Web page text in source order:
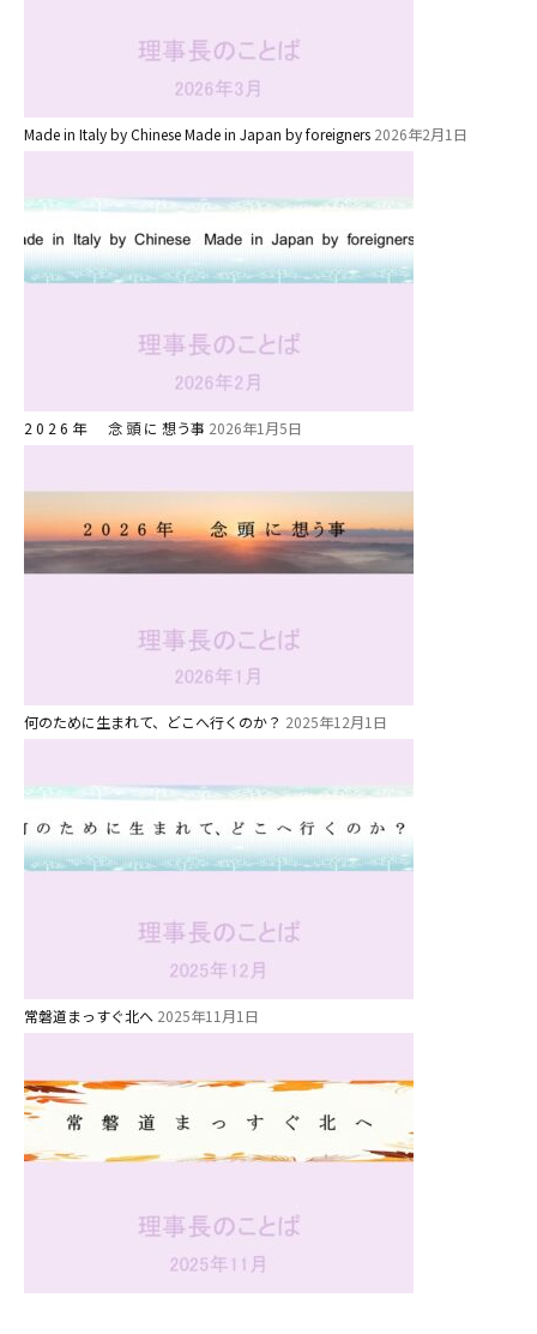
Made in Italy by Chinese Made in Japan by foreigners 2026年2月1日
2 0 2 6 年 念 頭 に 想う事 2026年1月5日
何のために生まれて、どこへ行くのか？ 2025年12月1日
常磐道まっすぐ北へ 2025年11月1日
美⽊多チコス
美⽊多チコスについて
美⽊多チコスブログ
未就園児クラス
0歳親子登園［マカロンクラス ]
1歳・2歳親子登園［マリポサクラ
2歳児ひとり登園［ゆず組 ]
グループ施設・
関係先リンク
学校法⼈鴨⾕学園 鳳幼稚園
学校法⼈諏訪森学園 諏訪森幼稚
園
社会福祉法人野田福祉会